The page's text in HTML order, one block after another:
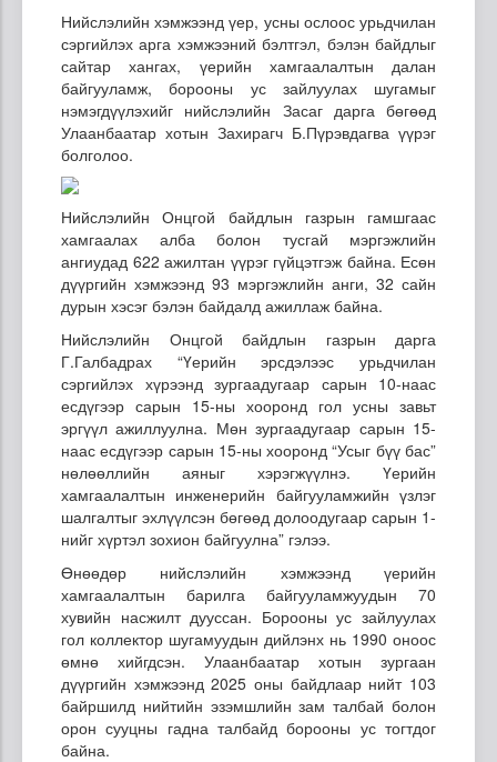
Нийслэлийн хэмжээнд үер, усны ослоос урьдчилан
сэргийлэх арга хэмжээний бэлтгэл, бэлэн байдлыг
сайтар хангах, үерийн хамгаалалтын далан
байгууламж, борооны ус зайлуулах шугамыг
нэмэгдүүлэхийг нийслэлийн Засаг дарга бөгөөд
Улаанбаатар хотын Захирагч Б.Пүрэвдагва үүрэг
болголоо.
Нийслэлийн Онцгой байдлын газрын гамшгаас
хамгаалах алба болон тусгай мэргэжлийн
ангиудад 622 ажилтан үүрэг гүйцэтгэж байна. Есөн
дүүргийн хэмжээнд 93 мэргэжлийн анги, 32 сайн
дурын хэсэг бэлэн байдалд ажиллаж байна.
Нийслэлийн Онцгой байдлын газрын дарга
Г.Галбадрах “Үерийн эрсдэлээс урьдчилан
сэргийлэх хүрээнд зургаадугаар сарын 10-наас
есдүгээр сарын 15-ны хооронд гол усны завьт
эргүүл ажиллуулна. Мөн зургаадугаар сарын 15-
наас есдүгээр сарын 15-ны хооронд “Усыг бүү бас”
нөлөөллийн аяныг хэрэгжүүлнэ. Үерийн
хамгаалалтын инженерийн байгууламжийн үзлэг
шалгалтыг эхлүүлсэн бөгөөд долоодугаар сарын 1-
нийг хүртэл зохион байгуулна” гэлээ.
Өнөөдөр нийслэлийн хэмжээнд үерийн
хамгаалалтын барилга байгууламжуудын 70
хувийн насжилт дууссан. Борооны ус зайлуулах
гол коллектор шугамуудын дийлэнх нь 1990 оноос
өмнө хийгдсэн. Улаанбаатар хотын зургаан
дүүргийн хэмжээнд 2025 оны байдлаар нийт 103
байршилд нийтийн эзэмшлийн зам талбай болон
орон сууцны гадна талбайд борооны ус тогтдог
байна.